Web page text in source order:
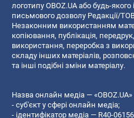
логотипу OBOZ.UA або будь-
письмового дозволу Редакції/
Незаконним використанням
копiювання, публiкацiя,
використання, переробка з
складу інших матеріалів,
та інші подібні зміни матеріалу.
Назва онлайн медіа — «OBOZ.UA»
- суб'єкт у сфері онлайн медіа;
- ідентифікатор медіа — R40-